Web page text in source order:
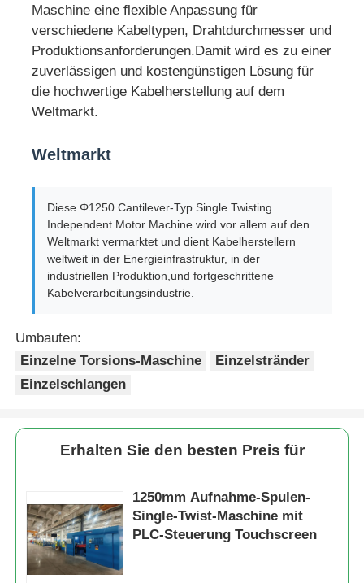
Maschine eine flexible Anpassung für
verschiedene Kabeltypen, Drahtdurchmesser und
Produktionsanforderungen.Damit wird es zu einer
zuverlässigen und kostengünstigen Lösung für
die hochwertige Kabelherstellung auf dem
Weltmarkt.
Weltmarkt
Diese Φ1250 Cantilever-Typ Single Twisting
Independent Motor Machine wird vor allem auf den
Weltmarkt vermarktet und dient Kabelherstellern
weltweit in der Energieinfrastruktur, in der
industriellen Produktion,und fortgeschrittene
Kabelverarbeitungsindustrie.
Umbauten:
Einzelne Torsions-Maschine
Einzelstränder
Einzelschlangen
Erhalten Sie den besten Preis für
1250mm Aufnahme-Spulen-
Single-Twist-Maschine mit
PLC-Steuerung Touchscreen